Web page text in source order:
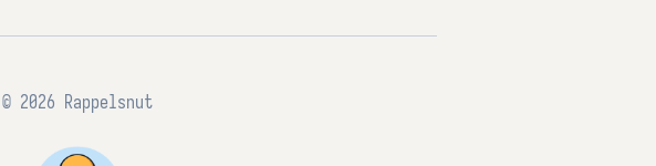
© 2026 Rappelsnut